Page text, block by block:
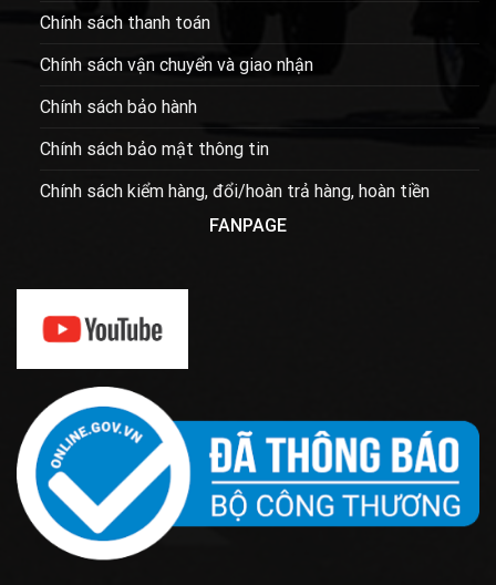
Chính sách thanh toán
Chính sách vận chuyển và giao nhận
Chính sách bảo hành
Chính sách bảo mật thông tin
Chính sách kiểm hàng, đổi/hoàn trả hàng, hoàn tiền
FANPAGE